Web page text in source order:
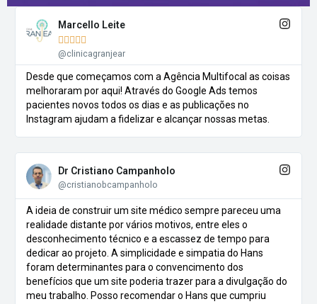
Marcello Leite

@clinicagranjear
Desde que começamos com a Agência Multifocal as coisas
melhoraram por aqui! Através do Google Ads temos
pacientes novos todos os dias e as publicações no
Instagram ajudam a fidelizar e alcançar nossas metas.
Dr Cristiano Campanholo
@cristianobcampanholo
A ideia de construir um site médico sempre pareceu uma
realidade distante por vários motivos, entre eles o
desconhecimento técnico e a escassez de tempo para
dedicar ao projeto. A simplicidade e simpatia do Hans
foram determinantes para o convencimento dos
benefícios que um site poderia trazer para a divulgação do
meu trabalho. Posso recomendar o Hans que cumpriu